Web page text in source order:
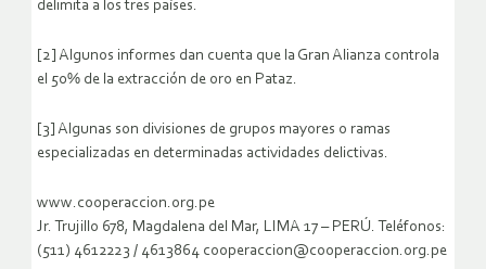
delimita a los tres países.
[2] Algunos informes dan cuenta que la Gran Alianza controla
el 50% de la extracción de oro en Pataz.
[3] Algunas son divisiones de grupos mayores o ramas
especializadas en determinadas actividades delictivas.
www.cooperaccion.org.pe
Jr. Trujillo 678, Magdalena del Mar, LIMA 17 – PERÚ. Teléfonos:
(511) 4612223 / 4613864 cooperaccion@cooperaccion.org.pe